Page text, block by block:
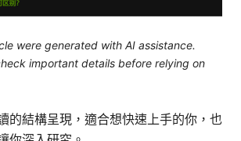
were generated with AI assistance.
important details before relying on
的結構呈現，適合想快速上手的你，也